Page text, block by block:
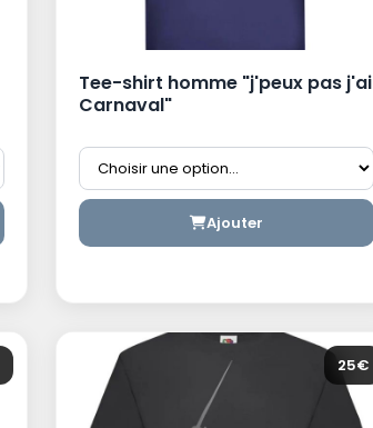
Tee-shirt homme "j'peux pas j'ai
Carnaval"
Ajouter
25€